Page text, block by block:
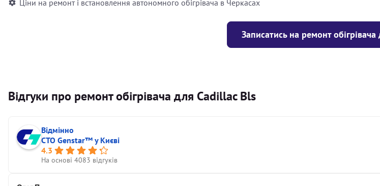
Ціни на ремонт і встановлення автономного обігрівача в Черкасах
Записатись на ремонт
Відгуки про ремонт обігрівача для Cadillac Bls
Відмінно
СТО Genstar™ у Києві
4.3
На основі 4083 відгуків